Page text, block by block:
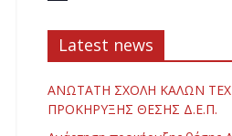
Latest news
ΑΝΩΤΑΤΗ ΣΧΟΛΗ ΚΑΛΩΝ
ΠΡΟΚΗΡΥΞΗΣ ΘΕΣΗΣ Δ.Ε.Π.